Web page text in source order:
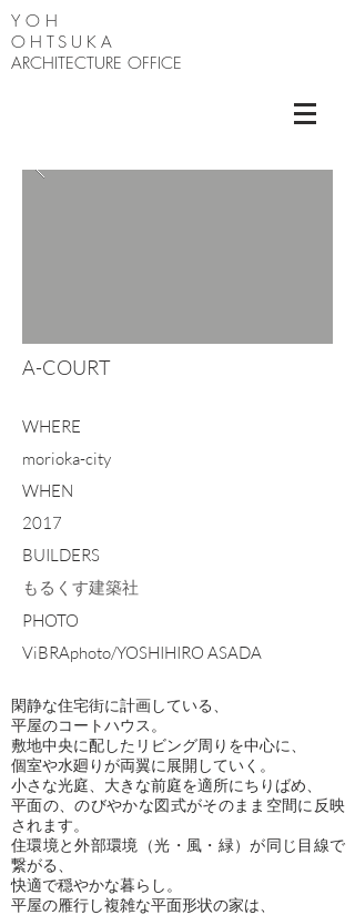
Y O H
OHTSUKA
ARCHITECTURE OFFICE
A-COURT
WHERE
morioka-city
WHEN
2017
BUILDERS
もるくす建築社
PHOTO
ViBRAphoto/YOSHIHIRO ASADA
閑静な住宅街に計画している、
平屋のコートハウス。
敷地中央に配したリビング周りを中心に、
個室や水廻りが両翼に展開していく。
小さな光庭、大きな前庭を適所にちりばめ、
平面の、のびやかな図式がそのまま空間に反映
されます。
住環境と外部環境（光・風・緑）が同じ目線で
繋がる、
快適で穏やかな暮らし。
平屋の雁行し複雑な平面形状の家は、